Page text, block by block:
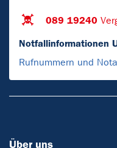
089 19240
Notfallinformationen
Rufnummern und
Über uns